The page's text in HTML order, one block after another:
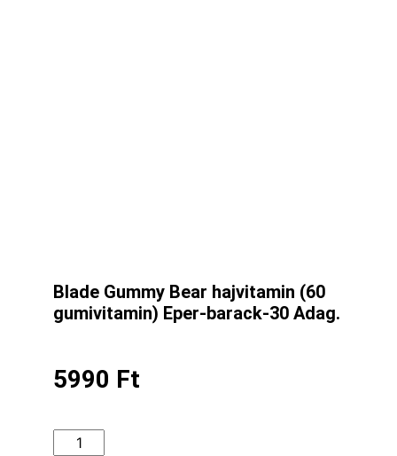
Blade Gummy Bear hajvitamin (60
gumivitamin) Eper-barack-30 Adag.
5990 Ft